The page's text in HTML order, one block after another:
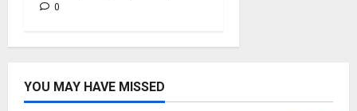
0
YOU MAY HAVE MISSED